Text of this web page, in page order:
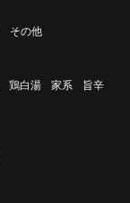
その他
鶏白湯 家系
旨辛